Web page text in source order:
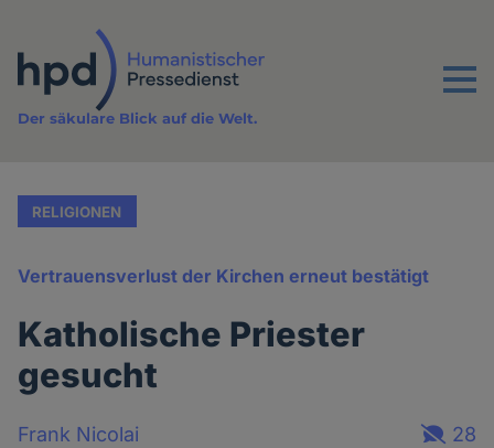
Inhalt
Menu
Der säkulare Blick auf die Welt.
RELIGIONEN
Vertrauensverlust der Kirchen erneut bestätigt
Katholische Priester
gesucht
Frank Nicolai
28